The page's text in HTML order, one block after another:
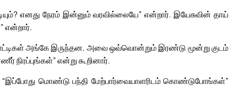
எனது நேரம் இன்னும் வரவில்லையே” என்றார். இயேசுவின் தாய்
என்றார்.
அங்கே இருந்தன. அவை ஒவ்வொன்றும் இரண்டு மூன்று குடம்
என்று கூறினார்.
“இப்போது மொண்டு பந்தி மேற்பார்வையாளரிடம் கொண்டுபோங்கள்”